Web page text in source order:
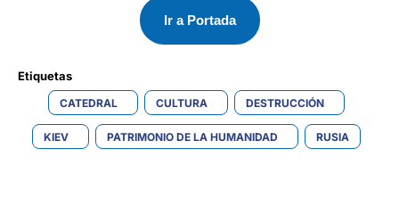
Ir a Portada
Etiquetas
CATEDRAL CULTURA DESTRUCCIÓN
KIEV PATRIMONIO DE LA HUMANIDAD RUSIA